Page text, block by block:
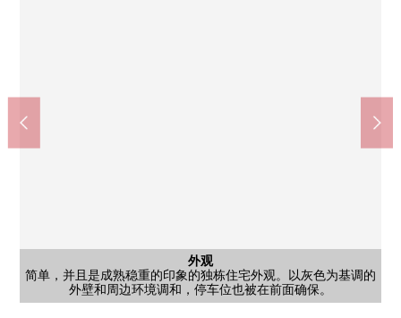
外观
简单，并且是成熟稳重的印象的独栋住宅外观。以灰色为基调的
外壁和周边环境调和，停车位也被在前面确保。
客厅
客厅
厨房
厨房
洗脸
亮的窗是被设立的洗脸，脱衣服的室。在洗衣机堆放处上，有便
于换气的窗，是也容易做湿气对策的环境。到邻接的浴室的流迹
线能简短地顺利进行家务以及打扮。
洗脸
盥洗台，三面镜和抽屉收纳充实，每天的打扮以及打扫是容易做
的设计。
公共汽车
是木纹风格面板和白色的壁面调和的浴室。浴缸是宽松的尺寸感
觉。(销售价格不包括家具、供给品。)
厕所
是1楼的厕所。在天花板方面有特征，倾斜是某一个厕所空间。墙
以及地板被用简单的色调收集，被在宁静的气氛中感到干净的
感。
厕所
是2楼厕所。简单，并且是有干净的感的厕所空间。墙帐单的遥控
以及卫生纸架被设置，也被考虑易用性。
室内
室内
室内
室内
室内
室内
门口
门口空白用以白为基调的墙和亮的照明有干净的感。为存储空间
被设立能舒适地进行每天的生活。
阳台
是从室内继续的阳台空间。一边用被墙围住的设计保持隐私，一
边采光也被确保。晒衣架金属零件被设置，为晒洗的衣物便利。